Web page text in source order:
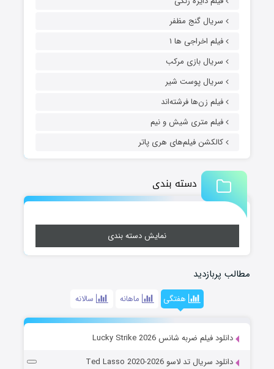
سریال گنج مظفر
فیلم اخراجی ها ۱
سریال بازی مرکب
سریال پوست شیر
فیلم زن‌ها فرشته‌اند
فیلم متری شیش و نیم
کالکشن فیلم‌های هری پاتر
دسته بندی
نمایش دسته بندی
مطالب پربازدید
هفتگی ماهانه سالانه
دانلود فیلم ضربه شانس Lucky Strike 2026
دانلود سریال تد لاسو Ted Lasso 2020-2026